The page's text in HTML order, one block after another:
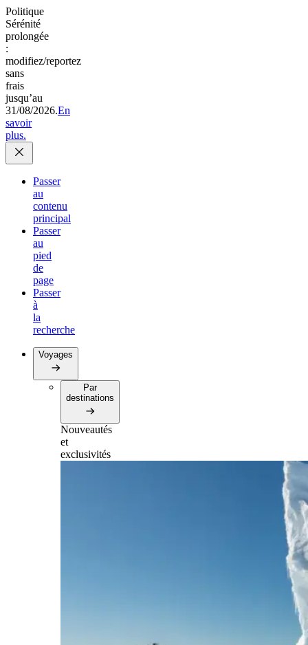
Politique
Sérénité
prolongée
:
modifiez/reportez
sans
frais
jusqu’au
31/08/2026.En
savoir
plus.
Passer
au
contenu
principal
Passer
au
pied
de
page
Passer
à
la
recherche
Voyages
Par
destinations
Nouveautés
et
exclusivités